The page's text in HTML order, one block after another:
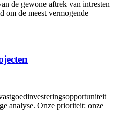
de gewone aftrek van intresten
om de meest vermogende
analyse. Onze prioriteit: onze